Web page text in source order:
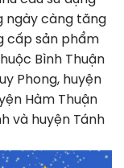
ngày càng tăng
cấp sản phẩm
Bình Thuận
Phong, huyện
Hàm Thuận
và huyện Tánh